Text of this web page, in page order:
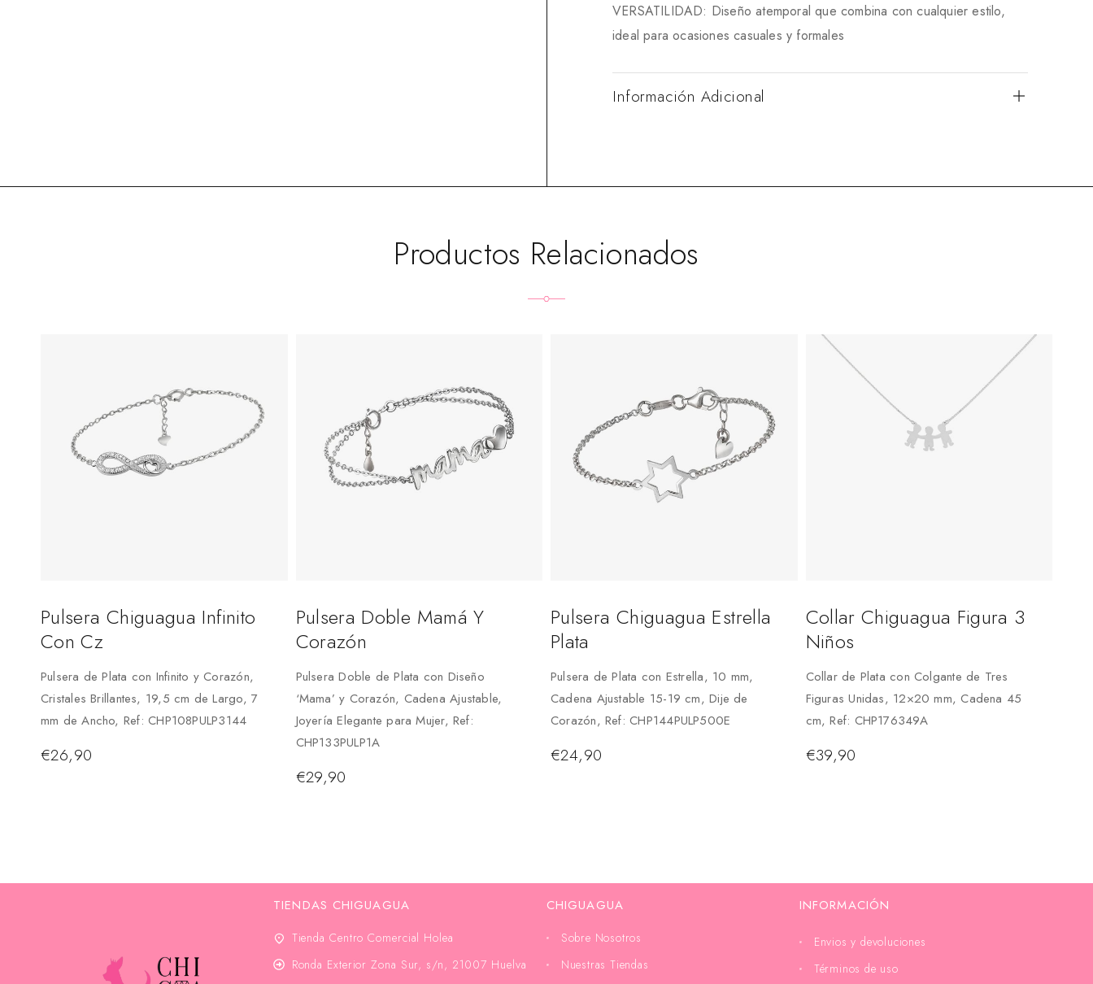
VERSATILIDAD: Diseño atemporal que combina con cualquier estilo,
ideal para ocasiones casuales y formales
Información Adicional
Productos Relacionados
Pulsera Chiguagua Infinito
Con Cz
Pulsera de Plata con Infinito y Corazón,
Cristales Brillantes, 19,5 cm de Largo, 7
mm de Ancho, Ref: CHP108PULP3144
€26,90
Pulsera Doble Mamá Y
Corazón
Pulsera Doble de Plata con Diseño
‘Mama’ y Corazón, Cadena Ajustable,
Joyería Elegante para Mujer, Ref:
CHP133PULP1A
€29,90
Pulsera Chiguagua Estrella
Plata
Pulsera de Plata con Estrella, 10 mm,
Cadena Ajustable 15-19 cm, Dije de
Corazón, Ref: CHP144PULP500E
€24,90
Collar Chiguagua Figura 3
Niños
Collar de Plata con Colgante de Tres
Figuras Unidas, 12×20 mm, Cadena 45
cm, Ref: CHP176349A
€39,90
TIENDAS CHIGUAGUA
Tienda Centro Comercial Holea
Ronda Exterior Zona Sur, s/n, 21007 Huelva
CHIGUAGUA
Sobre Nosotros
Nuestras Tiendas
INFORMACIÓN
Envios y devoluciones
Términos de uso